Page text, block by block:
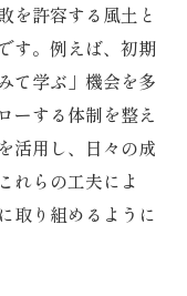
と手厚いサポ
体制の整備方
時のフォロー
を許容する風土と
す。例えば、初期
て学ぶ」機会を多
ーする体制を整え
活用し、日々の成
れらの工夫によ
取り組めるように